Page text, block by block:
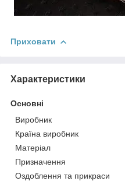
Приховати
Характеристики
Основні
Виробник
Країна виробник
Матеріал
Призначення
Оздоблення та прикраси